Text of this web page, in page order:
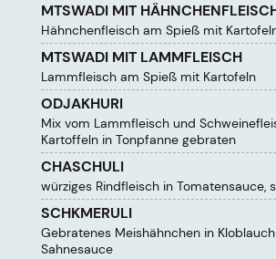
MTSWADI MIT
Hähnchenfleisch am Spieß mit
MTSWADI MIT LAMMFLEISCH
Lammfleisch am Spieß mit Kartofeln
ODJAKHURI
Mix vom Lammfleisch und
Kartoffeln in Tonpfanne gebraten
CHASCHULI
würziges Rindfleisch in Tomatensauce,
SCHKMERULI
Gebratenes Meishähnchen in
Sahnesauce